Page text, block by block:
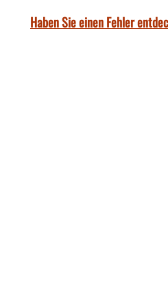
Haben Sie einen Fehler